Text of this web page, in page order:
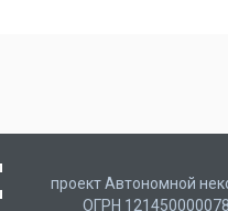
проект Автономной
ОГРН